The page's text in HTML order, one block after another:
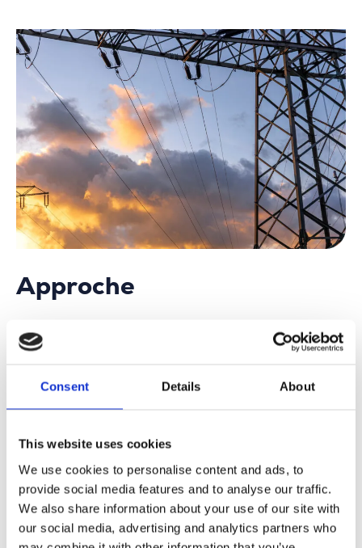
Consent Details About
This website uses cookies
We use cookies to personalise content and ads, to
provide social media features and to analyse our traffic.
We also share information about your use of our site with
our social media, advertising and analytics partners who
Approche
En 2018, VertiGIS et SIGGIS ont lancé la migration
vers ArcGIS. Le périmètre du projet comprenait :
d’électricité et de télécommunications
La mise en place d’interfaces avec des
Le déploiement de plus de 25 clients
desktop (UT for ArcGIS et ConnectMaster)
L’implémentation d’environ 700 clients web
et mobiles (basés sur VertiGIS Studio)
L’intégration avec des logiciels de calcul de
réseau et le processus Click-Before-You-Dig
(DT-DICT)